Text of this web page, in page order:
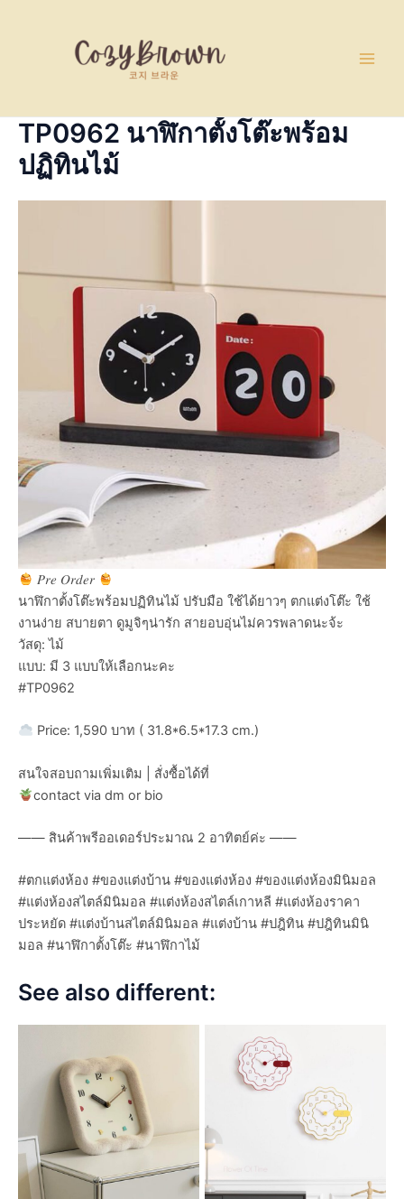
TP0962 นาฬิกาตั้งโต๊ะพร้อม
ปฏิทินไม้
𝑃𝑟𝑒 𝑂𝑟𝑑𝑒𝑟
นาฬิกาตั้งโต๊ะพร้อมปฏิทินไม้ ปรับมือ ใช้ได้ยาวๆ ตกแต่งโต๊ะ ใช้
งานง่าย สบายตา ดูมูจิๆน่ารัก สายอบอุ่นไม่ควรพลาดนะจ้ะ
วัสดุ: ไม้
แบบ: มี 3 แบบให้เลือกนะคะ
#TP0962
Price: 1,590 บาท ( 31.8*6.5*17.3 cm.)
สนใจสอบถามเพิ่มเติม | สั่งซื้อได้ที่
contact via dm or bio
—— สินค้าพรีออเดอร์ประมาณ 2 อาทิตย์ค่ะ ——
#ตกแต่งห้อง #ของแต่งบ้าน #ของแต่งห้อง #ของแต่งห้องมินิมอล
#แต่งห้องสไตล์มินิมอล #แต่งห้องสไตล์เกาหลี #แต่งห้องราคา
ประหยัด #แต่งบ้านสไตล์มินิมอล #แต่งบ้าน #ปฎิทิน #ปฎิทินมินิ
มอล #นาฬิกาตั้งโต๊ะ #นาฬิกาไม้
See also different: